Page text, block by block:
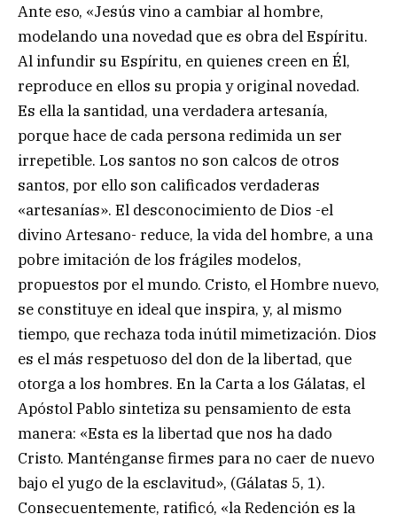
Ante eso, «Jesús vino a cambiar al hombre,
modelando una novedad que es obra del Espíritu.
Al infundir su Espíritu, en quienes creen en Él,
reproduce en ellos su propia y original novedad.
Es ella la santidad, una verdadera artesanía,
porque hace de cada persona redimida un ser
irrepetible. Los santos no son calcos de otros
santos, por ello son calificados verdaderas
«artesanías». El desconocimiento de Dios -el
divino Artesano- reduce, la vida del hombre, a una
pobre imitación de los frágiles modelos,
propuestos por el mundo. Cristo, el Hombre nuevo,
se constituye en ideal que inspira, y, al mismo
tiempo, que rechaza toda inútil mimetización. Dios
es el más respetuoso del don de la libertad, que
otorga a los hombres. En la Carta a los Gálatas, el
Apóstol Pablo sintetiza su pensamiento de esta
manera: «Esta es la libertad que nos ha dado
Cristo. Manténganse firmes para no caer de nuevo
bajo el yugo de la esclavitud», (Gálatas 5, 1).
Consecuentemente, ratificó, «la Redención es la